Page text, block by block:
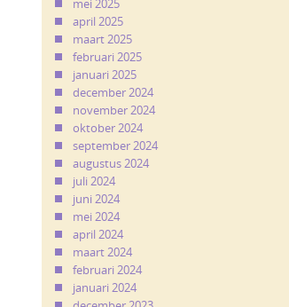
april 2025
maart 2025
februari 2025
januari 2025
december 2024
november 2024
oktober 2024
september 2024
augustus 2024
juli 2024
juni 2024
mei 2024
april 2024
maart 2024
februari 2024
januari 2024